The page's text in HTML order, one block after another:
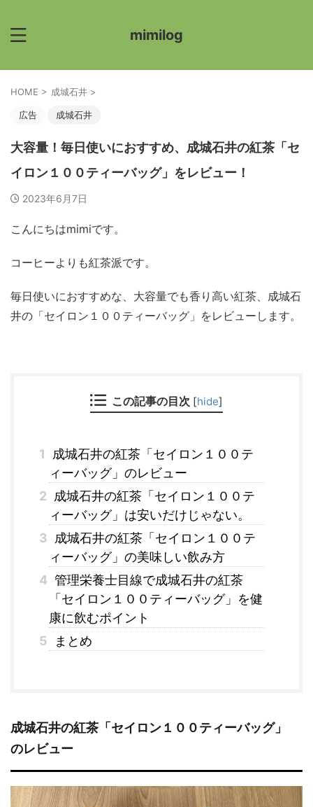
mimilog
HOME > 成城石井 >
広告 成城石井
大容量！毎日使いにおすすめ、成城石井の紅茶「セ
イロン１００ティーバッグ」をレビュー！
2023年6月7日
こんにちはmimiです。
コーヒーよりも紅茶派です。
毎日使いにおすすめな、大容量でも香り高い紅茶、成城石
井の「セイロン１００ティーバッグ」をレビューします。
この記事の目次 [hide]
1
成城石井の紅茶「セイロン１００テ
ィーバッグ」のレビュー
2
成城石井の紅茶「セイロン１００テ
ィーバッグ」は安いだけじゃない。
3
成城石井の紅茶「セイロン１００テ
ィーバッグ」の美味しい飲み方
4 管理栄養士目線で成城石井の紅茶
「セイロン１００ティーバッグ」を健
康に飲むポイント
5
まとめ
成城石井の紅茶「セイロン１００ティーバッグ」
のレビュー